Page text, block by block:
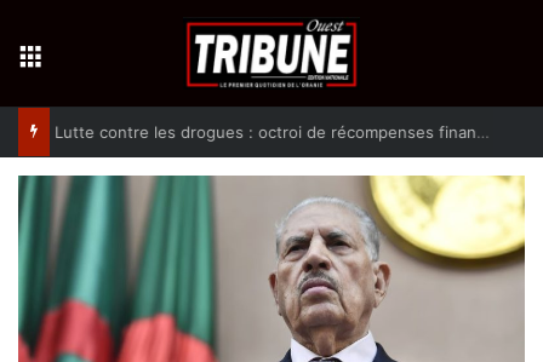
Lutte contre les drogues : octroi de récompenses financières aux dénonciateurs de trafiquants